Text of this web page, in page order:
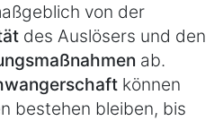
von der
des Auslösers und den
ab.
können
bestehen bleiben, bis